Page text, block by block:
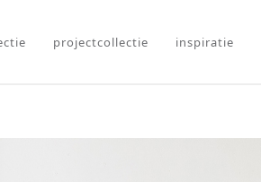
projectcollectie inspiratie